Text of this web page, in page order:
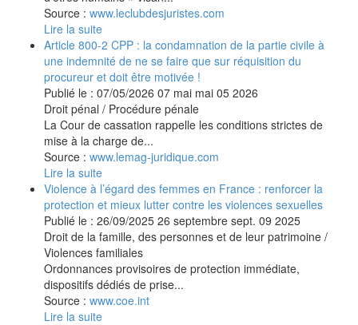
Source : www.leclubdesjuristes.com
Lire la suite
Article 800-2 CPP : la condamnation de la partie civile à
une indemnité de ne se faire que sur réquisition du
procureur et doit être motivée !
Publié le : 07/05/2026 07 mai mai 05 2026
Droit pénal / Procédure pénale
La Cour de cassation rappelle les conditions strictes de
mise à la charge de...
Source : www.lemag-juridique.com
Lire la suite
Violence à l’égard des femmes en France : renforcer la
protection et mieux lutter contre les violences sexuelles
Publié le : 26/09/2025 26 septembre sept. 09 2025
Droit de la famille, des personnes et de leur patrimoine /
Violences familiales
Ordonnances provisoires de protection immédiate,
dispositifs dédiés de prise...
Source : www.coe.int
Lire la suite